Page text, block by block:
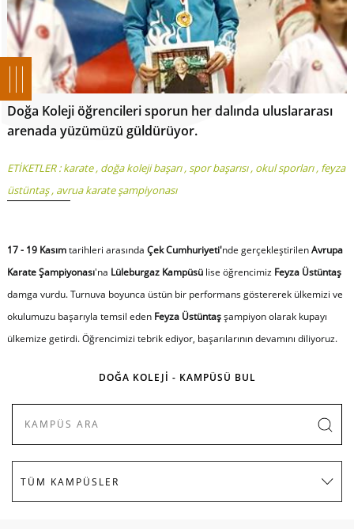
Doğa Koleji öğrencileri sporun her dalında uluslararası
arenada yüzümüzü güldürüyor.
ETİKETLER :karate, doğa koleji başarı,spor başarısı, okul sporları, feyza
üstüntaş, avrua karate şampiyonası
17 - 19 Kasımtarihleri arasında Çek Cumhuriyeti'nde gerçekleştirilenAvrupa
Karate Şampiyonası'na Lüleburgaz Kampüsü lise öğrencimizFeyza Üstüntaş
damga vurdu. Turnuva boyunca üstün bir performans göstererek ülkemizi ve
okulumuzu başarıyla temsil edenFeyza Üstüntaşşampiyon olarak kupayı
ülkemize getirdi. Öğrencimizi tebrik ediyor, başarılarının devamını diliyoruz.
DOĞA KOLEJİ - KAMPÜSÜ BUL